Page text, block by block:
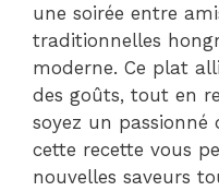
une soirée entre
traditionnelles
moderne. Ce plat
des goûts, tout en
soyez un passionné
cette recette vous
nouvelles saveurs